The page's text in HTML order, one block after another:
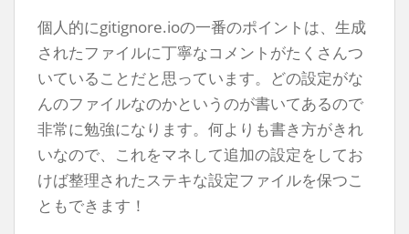
個人的にgitignore.ioの一番のポイントは、生成
されたファイルに丁寧なコメントがたくさんつ
いていることだと思っています。どの設定がな
んのファイルなのかというのが書いてあるので
非常に勉強になります。何よりも書き方がきれ
いなので、これをマネして追加の設定をしてお
けば整理されたステキな設定ファイルを保つこ
ともできます！